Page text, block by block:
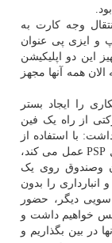
وجه کارت به
و ایزی پی عنوان
این دو اپلیکیشن
همه آنها مجهز
را ایجاد بستر
از راه یک فین
با استفاده از
این سرویس که شاپ نام دارد و به صورت مکمل PSP عمل می کند،
وصندوق روی یک
را بدون
سویی دیگر، حضور
خواهیم داشت و
در بین بگذاریم و